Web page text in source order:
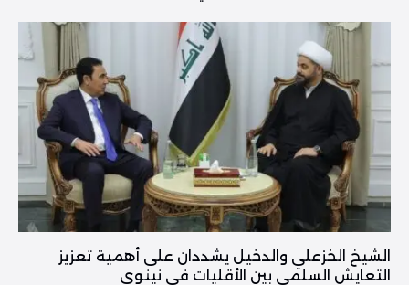
الشيخ الخزعلي والدخيل يشددان على أهمية تعزيز
التعايش السلمي بين الأقليات في نينوى